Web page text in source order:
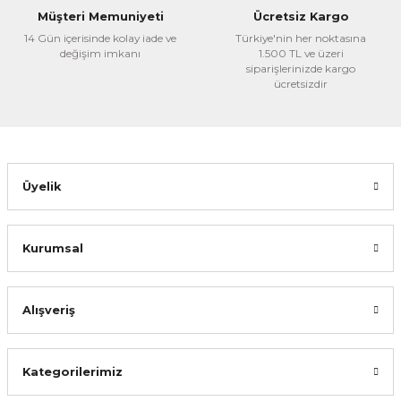
Bu ürüne benzer farklı alternatifler olmalı.
Müşteri Memuniyeti
14 Gün içerisinde kolay iade ve
değişim imkanı
Ücretsiz Kargo
Türkiye'nin her noktasına
1.500 TL ve üzeri
siparişlerinizde kargo
ücretsizdir
Üyelik
Kurumsal
Alışveriş
Kategorilerimiz